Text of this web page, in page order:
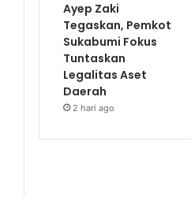
Ayep Zaki
Tegaskan, Pemkot
Sukabumi Fokus
Tuntaskan
Legalitas Aset
Daerah
2 hari ago